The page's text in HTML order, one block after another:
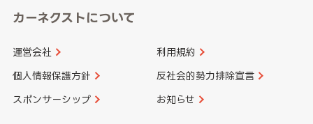
カーネクストについて
運営会社 利用規約
個人情報保護方針 反社会的勢力排除宣言
スポンサーシップ お知らせ